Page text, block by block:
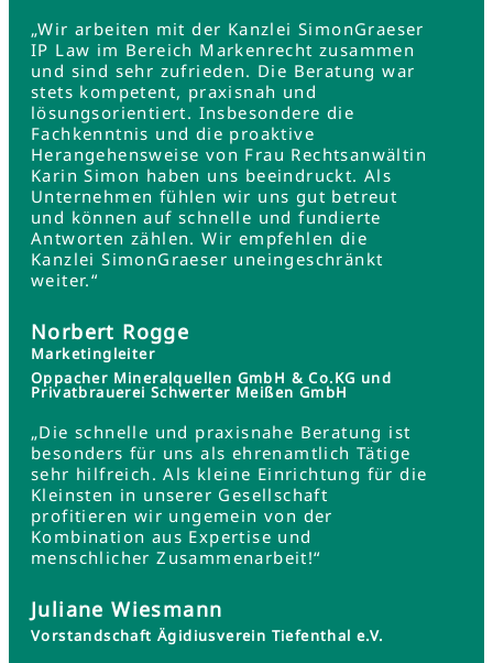
„Wir arbeiten mit der Kanzlei SimonGraeser
IP Law im Bereich Markenrecht zusammen
und sind sehr zufrieden. Die Beratung war
stets kompetent, praxisnah und
lösungsorientiert. Insbesondere die
Fachkenntnis und die proaktive
Herangehensweise von Frau Rechtsanwältin
Karin Simon haben uns beeindruckt. Als
Unternehmen fühlen wir uns gut betreut
und können auf schnelle und fundierte
Antworten zählen. Wir empfehlen die
Kanzlei SimonGraeser uneingeschränkt
weiter.“
Norbert Rogge
Marketingleiter
Oppacher Mineralquellen GmbH & Co.KG und
Privatbrauerei Schwerter Meißen GmbH
„Die schnelle und praxisnahe Beratung ist
besonders für uns als ehrenamtlich Tätige
sehr hilfreich. Als kleine Einrichtung für die
Kleinsten in unserer Gesellschaft
profitieren wir ungemein von der
Kombination aus Expertise und
menschlicher Zusammenarbeit!“
Juliane Wiesmann
Vorstandschaft Ägidiusverein Tiefenthal e.V.